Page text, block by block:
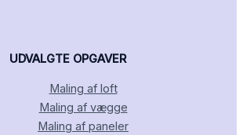
UDVALGTE OPGAVER
Maling af loft
Maling af vægge
Maling af paneler